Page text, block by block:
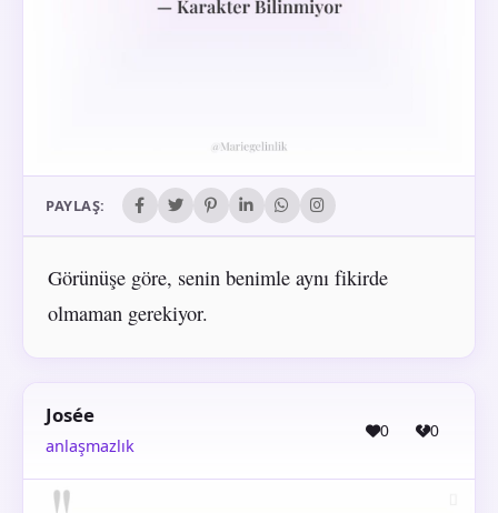
PAYLAŞ:
Görünüşe göre, senin benimle aynı fikirde
olmaman gerekiyor.
Josée
anlaşmazlık
0 0